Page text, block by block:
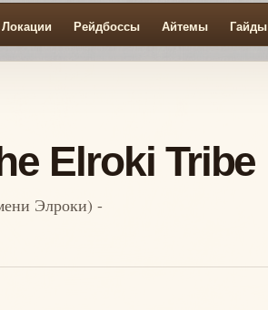
Локации Рейдбоссы Айтемы Гайды
Elroki Tribe
Элроки) -